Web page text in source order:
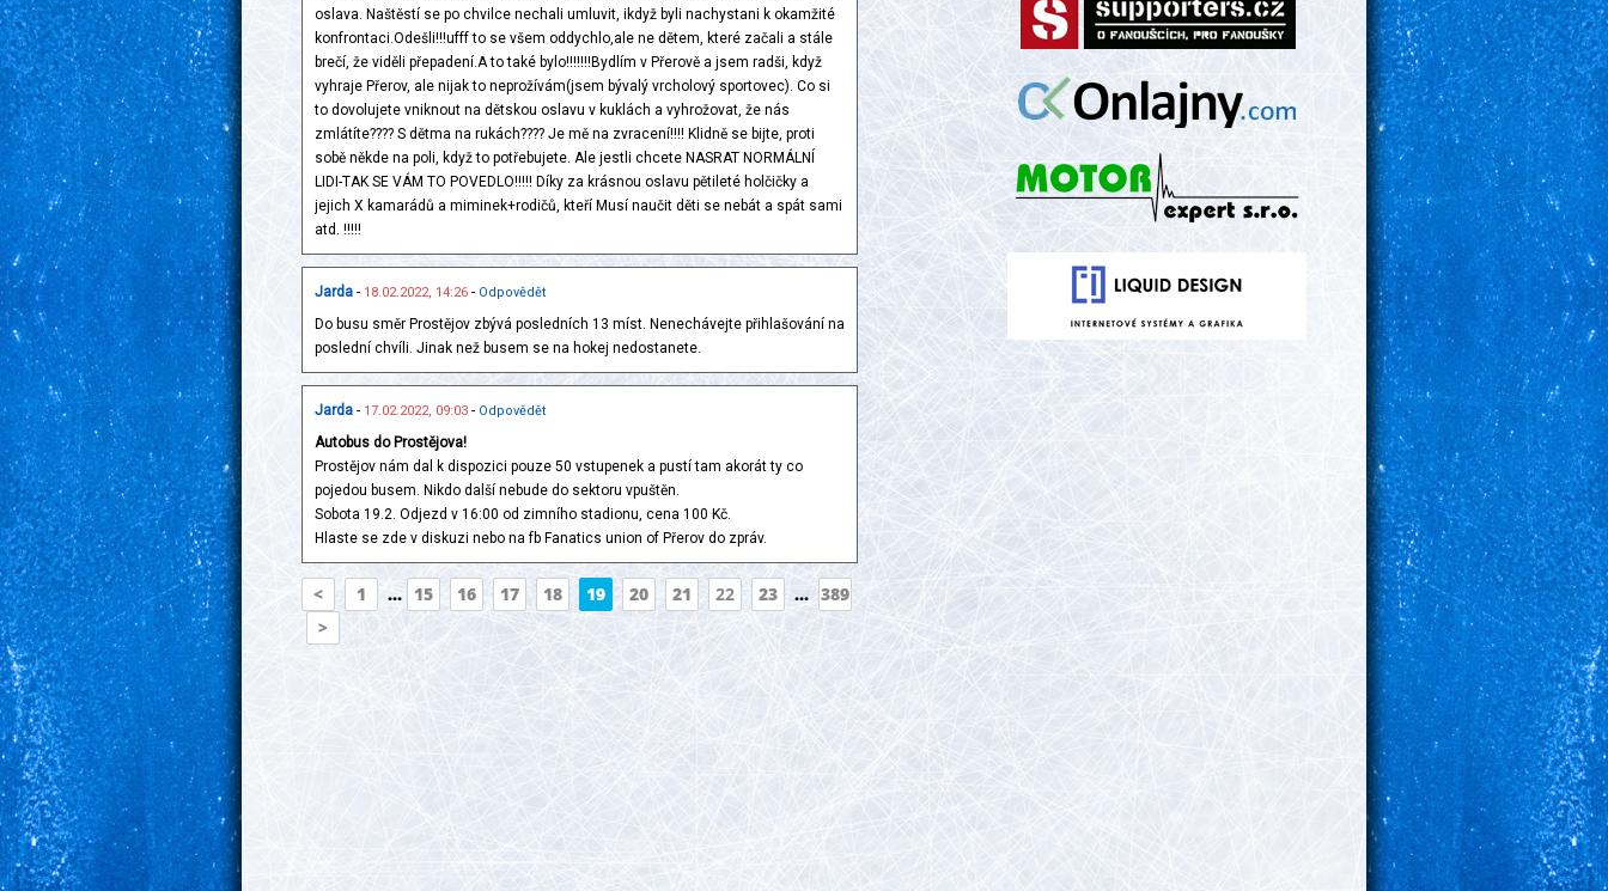
oslava. Naštěstí se po chvilce nechali umluvit, ikdyž byli nachystani k okamžité
konfrontaci.Odešli!!!ufff to se všem oddychlo,ale ne dětem, které začali a stále
brečí, že viděli přepadení.A to také bylo!!!!!!!Bydlím v Přerově a jsem radši, když
vyhraje Přerov, ale nijak to neprožívám(jsem bývalý vrcholový sportovec). Co si
to dovolujete vniknout na dětskou oslavu v kuklách a vyhrožovat, že nás
zmlátíte???? S dětma na rukách???? Je mě na zvracení!!!! Klidně se bijte, proti
sobě někde na poli, když to potřebujete. Ale jestli chcete NASRAT NORMÁLNÍ
LIDI-TAK SE VÁM TO POVEDLO!!!!! Díky za krásnou oslavu pětileté holčičky a
jejich X kamarádů a miminek+rodičů, kteří Musí naučit děti se nebát a spát sami
atd. !!!!!
Jarda - 18.02.2022, 14:26 - Odpovědět
Do busu směr Prostějov zbývá posledních 13 míst. Nenechávejte přihlašování na
poslední chvíli. Jinak než busem se na hokej nedostanete.
Jarda - 17.02.2022, 09:03 - Odpovědět
Autobus do Prostějova!
Prostějov nám dal k dispozici pouze 50 vstupenek a pustí tam akorát ty co
pojedou busem. Nikdo další nebude do sektoru vpuštěn.
Sobota 19.2. Odjezd v 16:00 od zimního stadionu, cena 100 Kč.
Hlaste se zde v diskuzi nebo na fb Fanatics union of Přerov do zpráv.
< 1 ... 15 16 17 18 19 20 21 22 23 ... 389
>